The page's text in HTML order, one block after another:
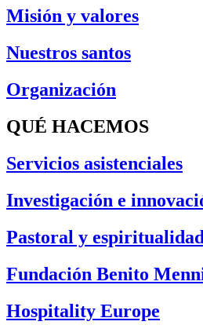
Misión y valores
Nuestros santos
Organización
QUÉ HACEMOS
Servicios asistenciales
Investigación e
Pastoral y espiritualidad
Fundación Benito
Hospitality Europe